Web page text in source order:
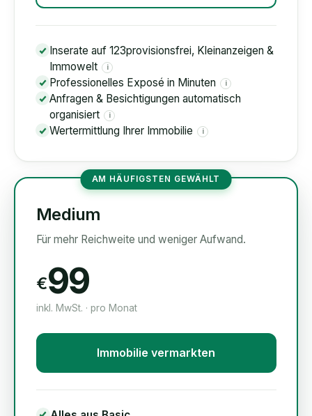
Inserate auf 123provisionsfrei, Kleinanzeigen &
Immowelt
i
Professionelles Exposé in Minuten i
Anfragen & Besichtigungen automatisch
organisiert
i
Wertermittlung Ihrer Immobilie i
AM HÄUFIGSTEN GEWÄHLT
Medium
Für mehr Reichweite und weniger Aufwand.
€99
inkl. MwSt. · pro Monat
Immobilie vermarkten